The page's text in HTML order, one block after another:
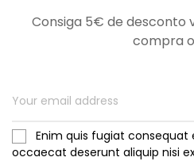
Consiga 5€ de desconto
compra
Enim quis fugiat
occaecat deserunt aliquip nisi